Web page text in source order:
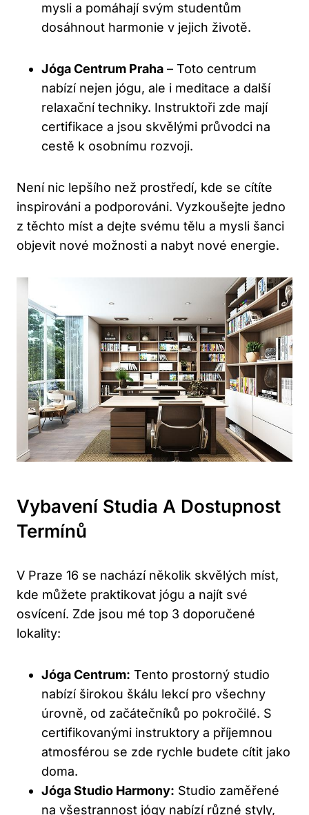
mysli a pomáhají svým studentům
dosáhnout harmonie v jejich životě.
Jóga Centrum Praha – Toto centrum
nabízí nejen jógu, ale i meditace a další
relaxační techniky. Instruktoři zde mají
certifikace a jsou skvělými průvodci na
cestě k osobnímu rozvoji.
Není nic lepšího než prostředí, kde se cítíte
inspirováni a podporováni. Vyzkoušejte jedno
z těchto míst a dejte svému tělu a mysli šanci
objevit nové možnosti a nabyt nové energie.
Vybavení Studia A Dostupnost
Termínů
V Praze 16 se nachází několik skvělých míst,
kde můžete praktikovat jógu a najít své
osvícení. Zde jsou mé top 3 doporučené
lokality:
Jóga Centrum: Tento prostorný studio
nabízí širokou škálu lekcí pro všechny
úrovně, od začátečníků po pokročilé. S
certifikovanými instruktory a příjemnou
atmosférou se zde rychle budete cítit jako
doma.
Jóga Studio Harmony: Studio zaměřené
na všestrannost jógy nabízí různé styly,